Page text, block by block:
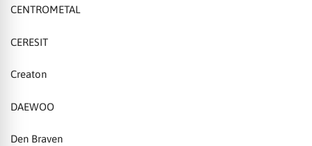
CENTROMETAL
CERESIT
Creaton
DAEWOO
Den Braven